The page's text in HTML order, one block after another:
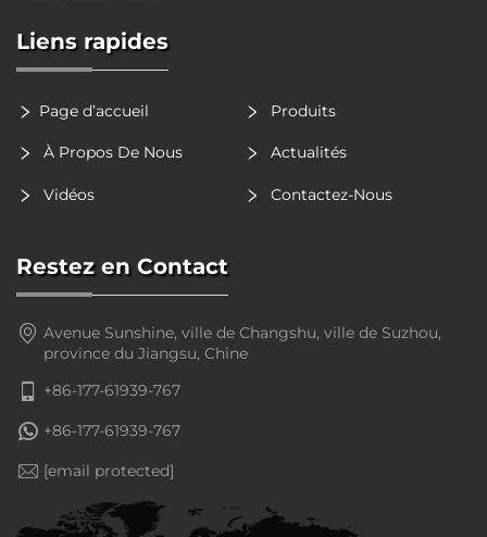
Liens rapides
Page d’accueil Produits
À Propos De Nous Actualités
Vidéos Contactez-Nous
Restez en Contact
Avenue Sunshine, ville de Changshu, ville de Suzhou,
province du Jiangsu, Chine
+86-177-61939-767
+86-177-61939-767
[email protected]